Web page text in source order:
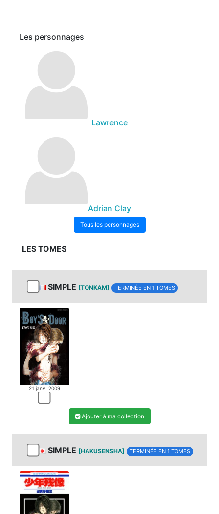
Les personnages
Lawrence
Adrian Clay
Tous les personnages
LES TOMES
SIMPLE [TONKAM] TERMINÉE EN 1 TOMES
21 janv. 2009
Ajouter à ma collection
SIMPLE [HAKUSENSHA] TERMINÉE EN 1 TOMES